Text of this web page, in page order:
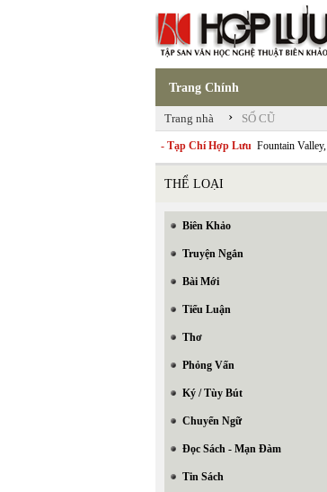
Trang Chính
Trang nhà › SỐ CŨ
- Tạp Chí Hợp Lưu Fountain Valley,
THỂ LOẠI
Biên Khảo
Truyện Ngắn
Bài Mới
Tiểu Luận
Thơ
Phỏng Vấn
Ký / Tùy Bút
Chuyển Ngữ
Đọc Sách - Mạn Đàm
Tin Sách